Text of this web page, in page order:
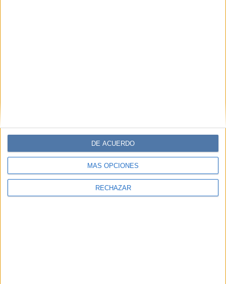
MÁS OPCIONES
RECHAZAR
DE ACUERDO